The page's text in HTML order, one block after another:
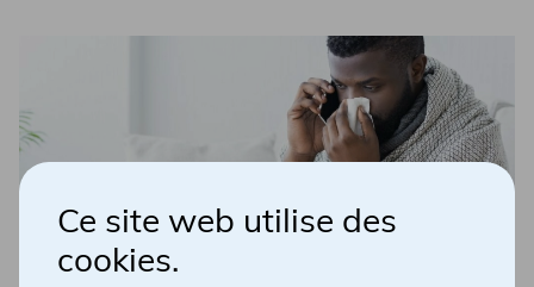
Ce site web utilise des
cookies.